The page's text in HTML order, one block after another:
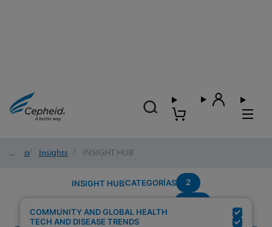
Inicio/ Insights / INSIGHT HUB
INSIGHT HUBCATEGORÍAS 2
COMMUNITY AND GLOBAL HEALTH
TECH AND DISEASE TRENDS